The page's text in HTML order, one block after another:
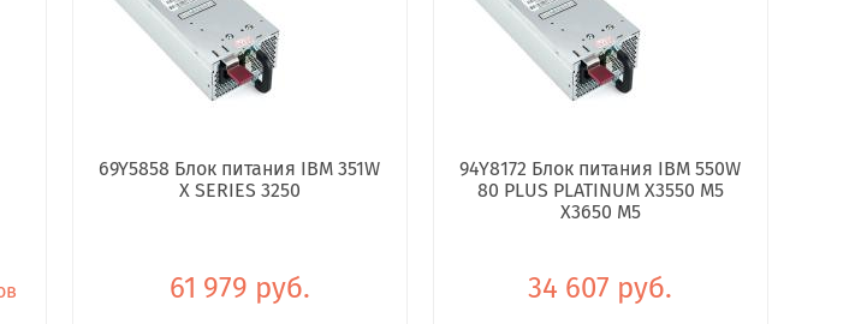
69Y5858 Блок питания IBM 351W
X SERIES 3250
61 979 руб.
94Y8172 Блок питания IBM 550W
80 PLUS PLATINUM X3550 M5
X3650 M5
34 607 руб.